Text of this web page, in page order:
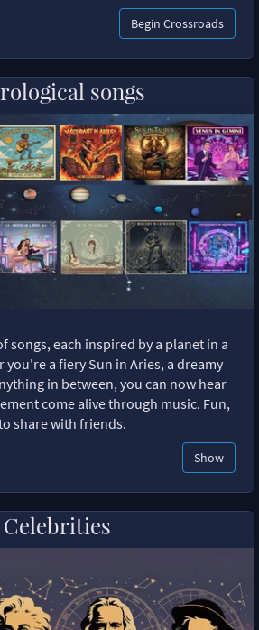
Begin Crossroads
songs
songs, each inspired by a planet in a
you're a fiery Sun in Aries, a dreamy
in between, you can now hear
come alive through music. Fun,
share with friends.
Show
Celebrities